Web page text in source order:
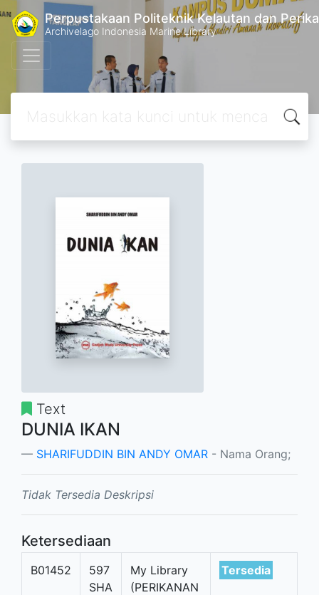
Perpustakaan Politeknik Kelautan dan
Archivelago Indonesia Marine Library
Text
DUNIA IKAN
SHARIFUDDIN BIN ANDY OMAR - Nama Orang;
Tidak Tersedia Deskripsi
Ketersediaan
B01452
597
SHA
My Library
(PERIKANAN
Tersedia